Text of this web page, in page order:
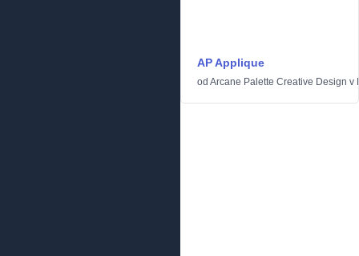
AP Applique
od Arcane Palette Creative Design v